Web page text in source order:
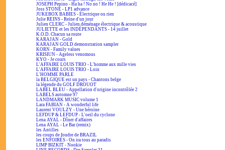
JOSEPH Pepino - Ha ha ! No no ! He He ! [dédicacé]
Joss STONE - LP1 advance
JUKEBOX BABIES - Électrique ou rien
Julie REINS - Reine d'un jour
Julien CLERC - Julien déménage électrique & acoustique
JULIETTE et les INDÉPENDANTS - 14 juillet
K.O.D. Chacun sa route
KARAJAN - Gold
KARAJAN GOLD demonstration sampler
KORN - Family values
KRISIUN - Ageless venomous
KYO - Je cours
L'AFFAIRE LOUIS TRIO - L'homme aux mille vies
L'AFFAIRE LOUIS TRIO - Loin
L'HOMME PARLE
la BELGIQUE est un pays - Chantons belge
la légende du GOLF DROUOT
LABEL BLEU - Appellation d'origine incontrôlée 2
LABELS automne 97
LANDMARK MUSIC volume 1
Lara FABIAN - A wonderful life
Laurent VOULZY - Une héroïne
LEFDUP & LEFDUP - L'oeil du cyclone
Lena AYAL - Dîner d'affaires
Lena AYAL - Le Bar (remix)
les Antilles
les coups de foudre de BRAZIL
les ENFOIRÉS - On ira tous au paradis
LIMP BIZKIT - Nookie